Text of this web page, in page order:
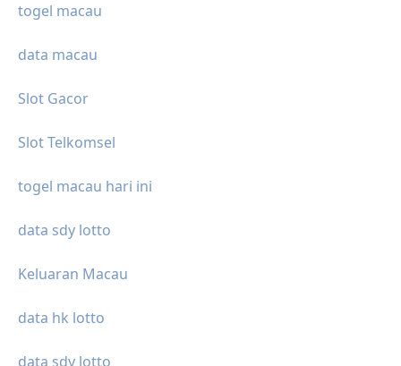
togel macau
data macau
Slot Gacor
Slot Telkomsel
togel macau hari ini
data sdy lotto
Keluaran Macau
data hk lotto
data sdy lotto